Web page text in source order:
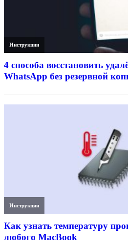
Инструкции
4 способа восстановить
WhatsApp без резервной
Инструкции
Как узнать температуру
любого MacBook